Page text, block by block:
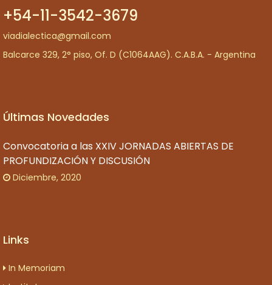
+54-11-3542-3679
viadialectica@gmail.com
Balcarce 329, 2° piso, Of. D (C1064AAG). C.A.B.A. - Argentina
Últimas Novedades
Convocatoria a las XXIV JORNADAS ABIERTAS DE
PROFUNDIZACIÓN Y DISCUSIÓN
Diciembre, 2020
Links
In Memoriam